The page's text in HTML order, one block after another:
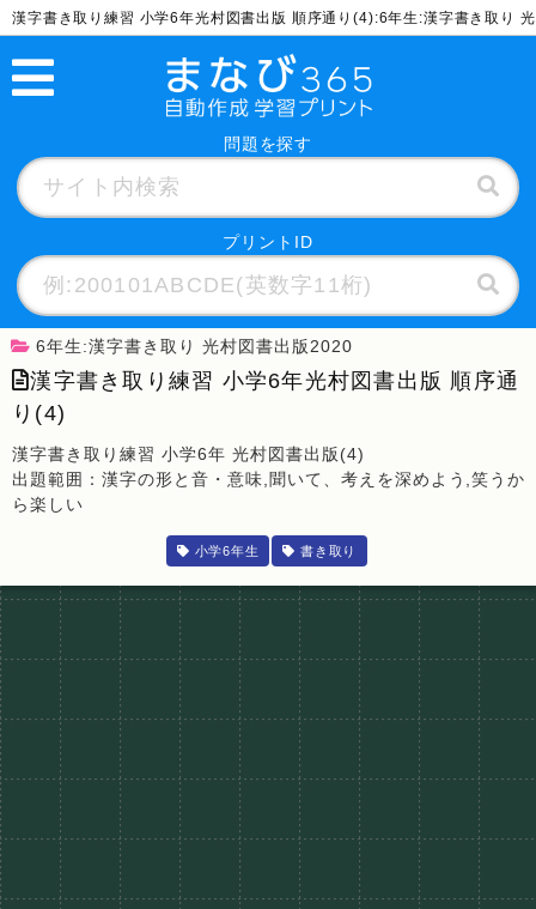
漢字書き取り練習 小学6年光村図書出版 順序通り(4):6年生:漢字書き取り
問題を探す
プリントID
6年生:漢字書き取り 光村図書出版2020
漢字書き取り練習 小学6年光村図書出版 順序通
り(4)
漢字書き取り練習 小学6年 光村図書出版(4)
出題範囲：漢字の形と音・意味,聞いて、考えを深めよう,笑うか
ら楽しい
小学6年生 書き取り